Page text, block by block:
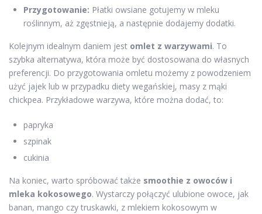
Przygotowanie: Płatki owsiane gotujemy w mleku
roślinnym, aż zgęstnieją, a następnie dodajemy dodatki.
Kolejnym idealnym daniem jest omlet z warzywami. To
szybka alternatywa, która może być dostosowana do własnych
preferencji. Do przygotowania omletu możemy z powodzeniem
użyć jajek lub w przypadku diety wegańskiej, masy z mąki
chickpea. Przykładowe warzywa, które można dodać, to:
papryka
szpinak
cukinia
Na koniec, warto spróbować także smoothie z owoców i
mleka kokosowego. Wystarczy połączyć ulubione owoce, jak
banan, mango czy truskawki, z mlekiem kokosowym w